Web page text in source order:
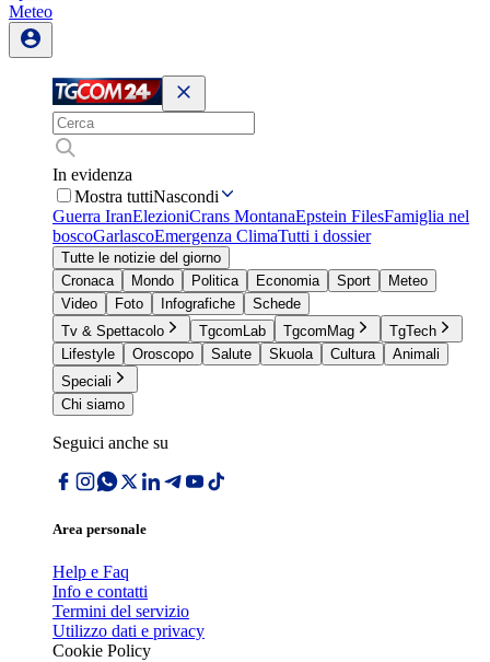
Meteo
In evidenza
Mostra tuttiNascondi
Guerra IranElezioniCrans MontanaEpstein FilesFamiglia nel
boscoGarlascoEmergenza ClimaTutti i dossier
Tutte le notizie del giorno
Cronaca
Mondo Politica Economia Sport
Meteo
Video
Foto Infografiche
Schede
Tv & Spettacolo
TgcomLab TgcomMag
TgTech
Lifestyle
Oroscopo Salute Skuola Cultura
Animali
Speciali
Chi siamo
Seguici anche su
Area personale
Help e Faq
Info e contatti
Termini del servizio
Utilizzo dati e privacy
Cookie Policy